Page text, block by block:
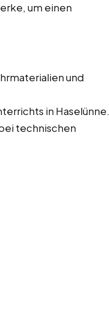
um einen
und
in Haselünne.
technischen